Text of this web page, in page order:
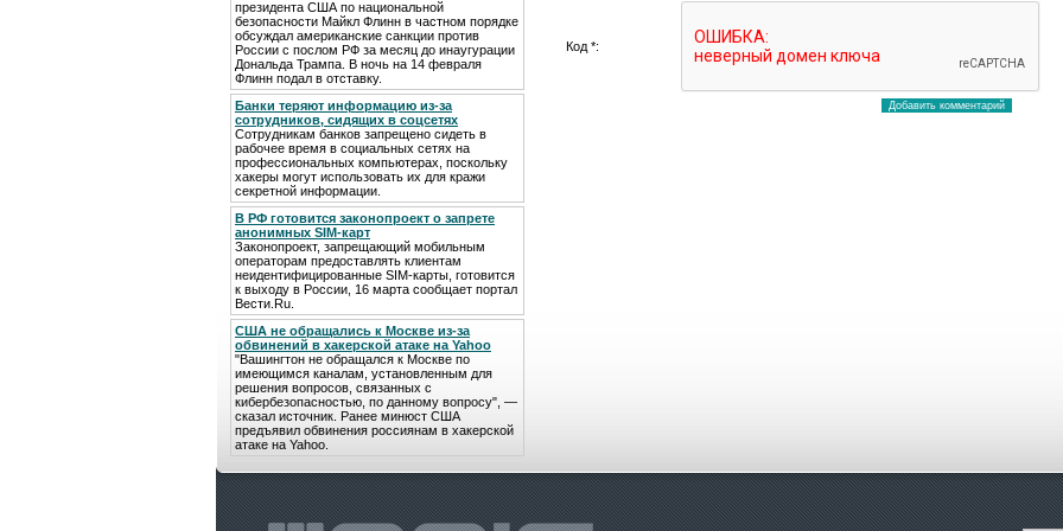
президента США по национальной
безопасности Майкл Флинн в частном порядке
обсуждал американские санкции против
России с послом РФ за месяц до инаугурации
Дональда Трампа. В ночь на 14 февраля
Флинн подал в отставку.
Банки теряют информацию из-за
сотрудников, сидящих в соцсетях
Сотрудникам банков запрещено сидеть в
рабочее время в социальных сетях на
профессиональных компьютерах, поскольку
хакеры могут использовать их для кражи
секретной информации.
В РФ готовится законопроект о запрете
анонимных SIM-карт
Законопроект, запрещающий мобильным
операторам предоставлять клиентам
неидентифицированные SIM-карты, готовится
к выходу в России, 16 марта сообщает портал
Вести.Ru.
США не обращались к Москве из-за
обвинений в хакерской атаке на Yahoo
"Вашингтон не обращался к Москве по
имеющимся каналам, установленным для
решения вопросов, связанных с
кибербезопасностью, по данному вопросу", —
сказал источник. Ранее минюст США
предъявил обвинения россиянам в хакерской
атаке на Yahoo.
Код *: